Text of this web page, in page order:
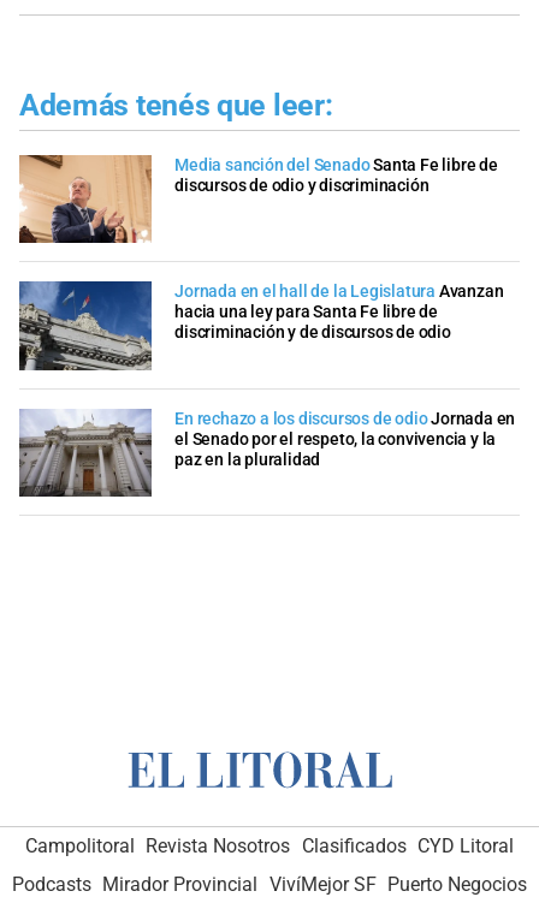
Además tenés que leer:
Media sanción del SenadoSanta Fe libre de
discursos de odio y discriminación
Jornada en el hall de la Legislatura Avanzan
hacia una ley para Santa Fe libre de
discriminación y de discursos de odio
En rechazo a los discursos de odioJornada en
el Senado por el respeto, la convivencia y la
paz en la pluralidad
Campolitoral Revista Nosotros Clasificados CYD Litoral
Podcasts Mirador Provincial VivíMejor SF Puerto Negocios